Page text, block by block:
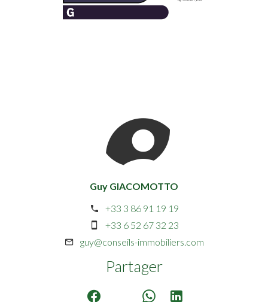
Guy GIACOMOTTO
+33 3 86 91 19 19
+33 6 52 67 32 23
guy@conseils-immobiliers.com
Partager